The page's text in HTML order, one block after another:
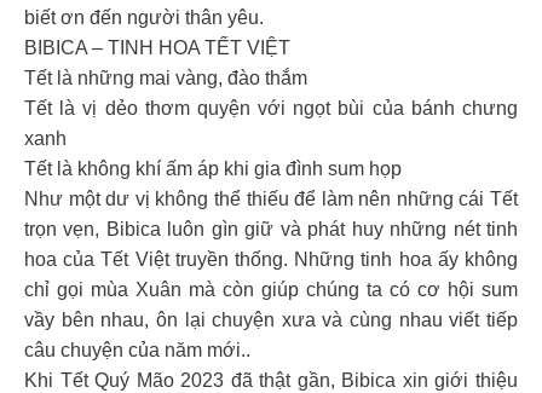
biết ơn đến người thân yêu.
BIBICA – TINH HOA TẾT VIỆT
Tết là những mai vàng, đào thắm
Tết là vị dẻo thơm quyện với ngọt bùi của bánh chưng
xanh
Tết là không khí ấm áp khi gia đình sum họp
Như một dư vị không thể thiếu để làm nên những cái Tết
trọn vẹn, Bibica luôn gìn giữ và phát huy những nét tinh
hoa của Tết Việt truyền thống. Những tinh hoa ấy không
chỉ gọi mùa Xuân mà còn giúp chúng ta có cơ hội sum
vầy bên nhau, ôn lại chuyện xưa và cùng nhau viết tiếp
câu chuyện của năm mới..
Khi Tết Quý Mão 2023 đã thật gần, Bibica xin giới thiệu